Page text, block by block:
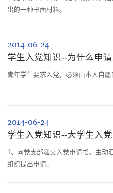
出的一种书面材料。
2014-06-24
青年学生要求入党，必须由本人自
2014-06-24
学生入党知识--大学生入
1、向党支部递交入党申请书、主动汇报思想(申请
组织提出申请。